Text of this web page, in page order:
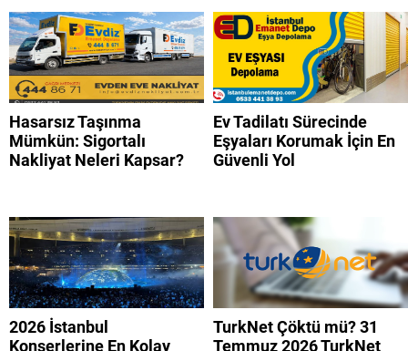
Hasarsız Taşınma
Mümkün: Sigortalı
Nakliyat Neleri Kapsar?
Ev Tadilatı Sürecinde
Eşyaları Korumak İçin En
Güvenli Yol
2026 İstanbul
Konserlerine En Kolay
TurkNet Çöktü mü? 31
Temmuz 2026 TurkNet